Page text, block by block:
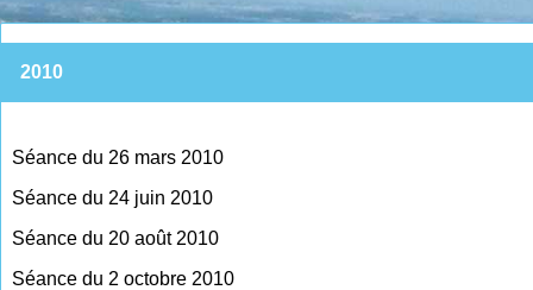
2010
Séance du 26 mars 2010
Séance du 24 juin 2010
Séance du 20 août 2010
Séance du 2 octobre 2010